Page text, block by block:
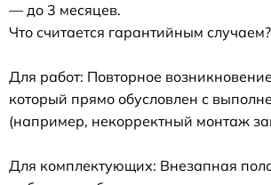
— до 3 месяцев.
Что считается гарантийным случаем?
Для работ: Повторное
который прямо обусловлен с
(например, некорректный монтаж
Для комплектующих: Внезапная